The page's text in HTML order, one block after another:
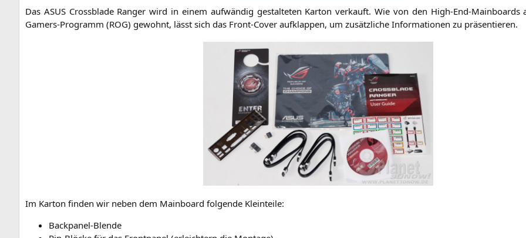
Das ASUSCross­bla­de Ran­ger wird in einem auf­wän­dig gestal­te­ten Kar­ton ver­kauft. Wie von den High-End-Main­boards
Gamers-Pro­gramm (ROG) gewohnt, lässt sich das Front-Cover auf­klap­pen, um zusätz­li­che Infor­ma­tio­nen zu präsentieren.
Im Kar­ton fin­den wir neben dem Main­board fol­gen­de Kleinteile:
Back­pa­nel-Blen­de